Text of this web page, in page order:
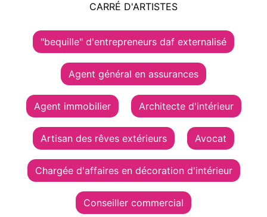
CARRÉ D'ARTISTES
"bequille" d'entrepreneurs daf externalisé
Agent général en assurances
Agent immobilier Architecte d'intérieur
Artisan des rêves extérieurs Avocat
Chargée d'affaires en décoration d'intérieur
Conseiller commercial